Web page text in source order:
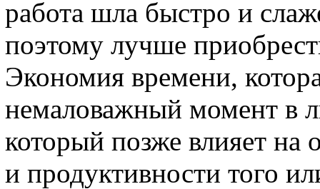
работа шла быстро и
поэтому лучше
Экономия времени,
немаловажный момент в
который позже влияет на
и продуктивности того